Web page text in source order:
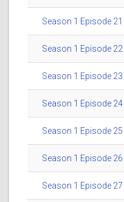
Season 1 Episode
Season 1 Episode
Season 1 Episode
Season 1 Episode
Season 1 Episode
Season 1 Episode
Season 1 Episode